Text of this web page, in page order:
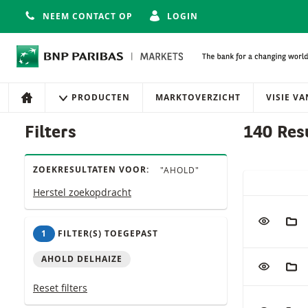
NEEM CONTACT OP LOGIN
Navigatie
Site navigatie
HOME PRODUCTEN MARKTOVERZICHT VISIE
Producten
Filters
ZOEKRESULTATEN VOOR: "AHOLD"
Herstel zoekopdracht
1 FILTER(S) TOEGEPAST
AHOLD DELHAIZE
Reset filters
140
Tabel met
VOEGAAN
VOEGAAN